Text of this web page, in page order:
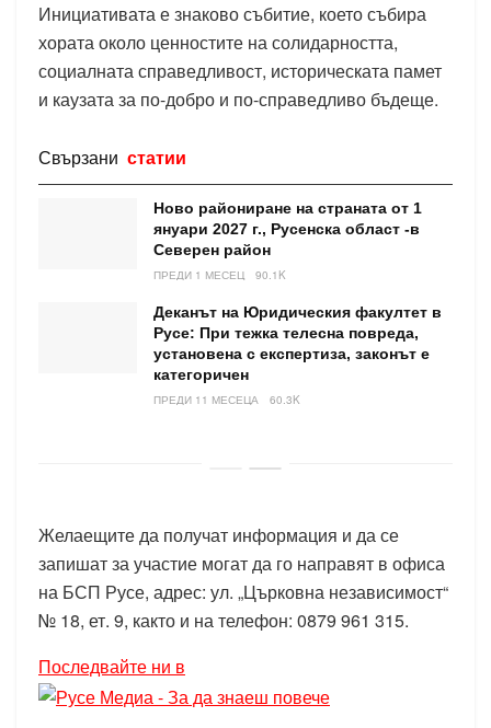
Инициативата е знаково събитие, което събира
хората около ценностите на солидарността,
социалната справедливост, историческата памет
и каузата за по-добро и по-справедливо бъдеще.
Свързани статии
Ново райониране на страната от 1
януари 2027 г., Русенска област -в
Северен район
ПРЕДИ 1 МЕСЕЦ 90.1K
Деканът на Юридическия факултет в
Русе: При тежка телесна повреда,
установена с експертиза, законът е
категоричен
ПРЕДИ 11 МЕСЕЦА 60.3K
Желаещите да получат информация и да се
запишат за участие могат да го направят в офиса
на БСП Русе, адрес: ул. „Църковна независимост“
№ 18, ет. 9, както и на телефон: 0879 961 315.
Последвайте ни в